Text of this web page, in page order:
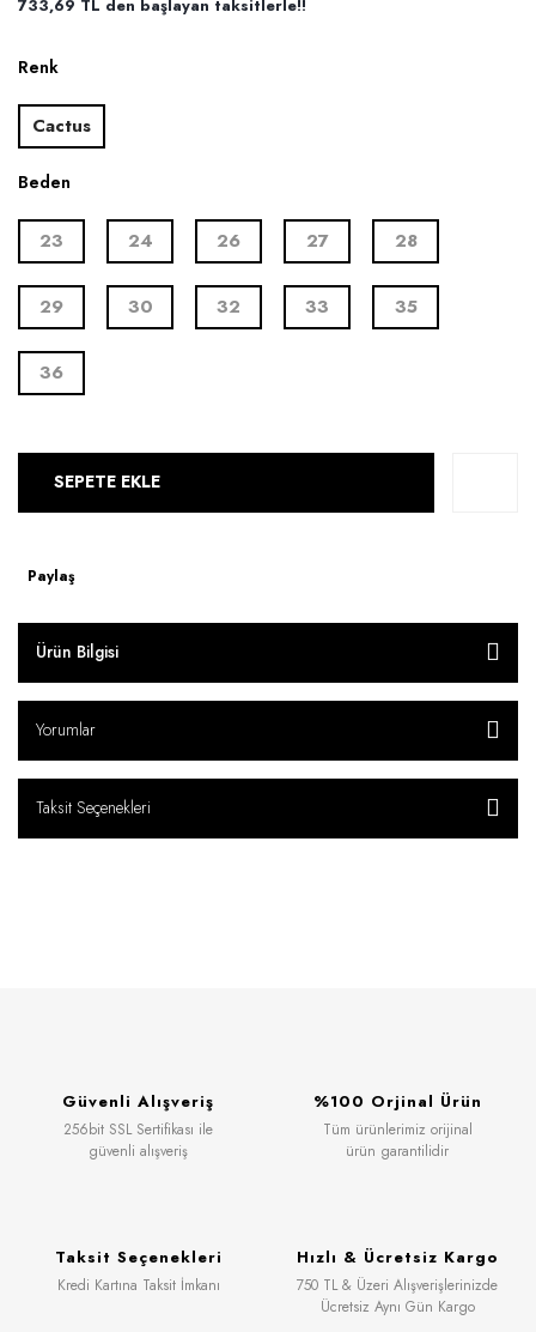
733,69 TL den başlayan taksitlerle!!
Renk
Cactus
Beden
23 24 26 27 28
29 30 32 33 35
36
SEPETE EKLE
Paylaş
Ürün Bilgisi
Yorumlar
Taksit Seçenekleri
Güvenli Alışveriş
256bit SSL Sertifikası ile
güvenli alışveriş
%100 Orjinal Ürün
Tüm ürünlerimiz orijinal
ürün garantilidir
Taksit Seçenekleri
Kredi Kartına Taksit İmkanı
Hızlı & Ücretsiz Kargo
750 TL & Üzeri Alışverişlerinizde
Ücretsiz Aynı Gün Kargo